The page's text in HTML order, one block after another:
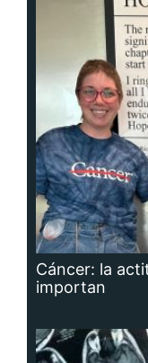
Cáncer: la
importan